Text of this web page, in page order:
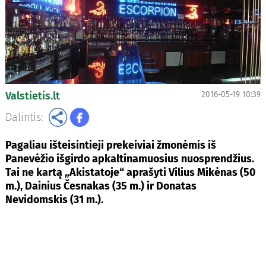
Valstietis.lt 2016-05-19 10:39
Dalintis:
Pagaliau išteisintieji prekeiviai žmonėmis iš
Panevėžio išgirdo apkaltinamuosius nuosprendžius.
Tai ne kartą „Akistatoje“ aprašyti Vilius Mikėnas (50
m.), Dainius Česnakas (35 m.) ir Donatas
Nevidomskis (31 m.).